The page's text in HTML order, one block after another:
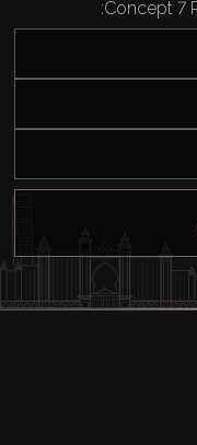
إيجار